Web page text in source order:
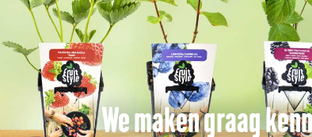
We maken graag